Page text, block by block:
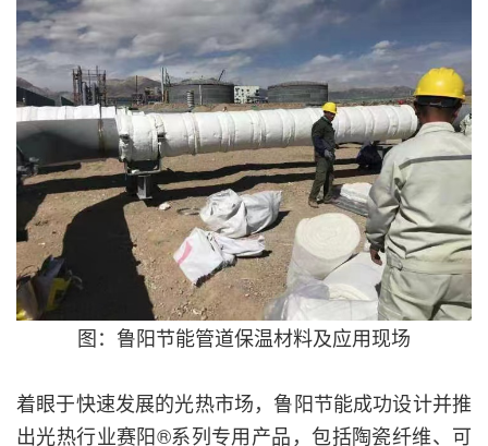
图：鲁阳节能管道保温材料及应用现场
着眼于快速发展的光热市场，鲁阳节能成功设计并推
出光热行业赛阳®系列专用产品，包括陶瓷纤维、可